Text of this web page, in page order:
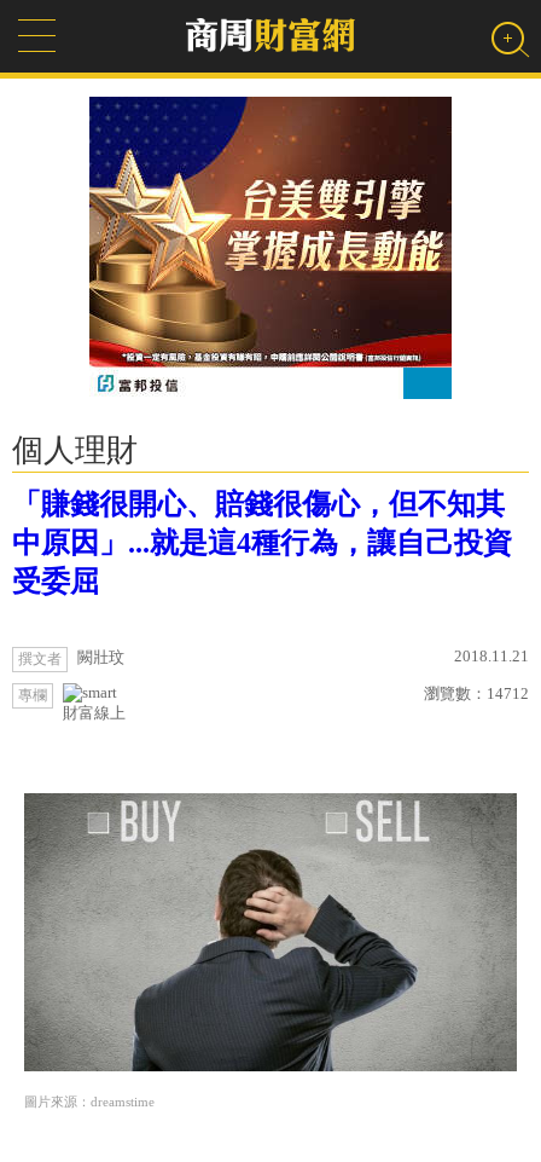
個人理財
「賺錢很開心、賠錢很傷心，但不知其
中原因」...就是這4種行為，讓自己投資
受委屈
撰文者 闕壯玟 2018.11.21
專欄
財富線上
瀏覽數： 14712
圖片來源：dreamstime